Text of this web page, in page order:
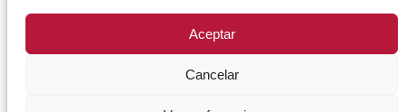
Aceptar
Cancelar
REGISTRO DE ACTIVIDADES DE TRATAMIENTO